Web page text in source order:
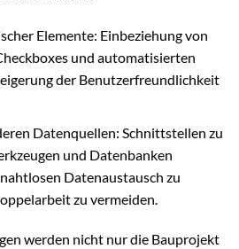
Elemente: Einbeziehung von
und automatisierten
der Benutzerfreundlichkeit
Datenquellen: Schnittstellen zu
und Datenbanken
Datenaustausch zu
zu vermeiden.
werden nicht nur die Bauprojekt